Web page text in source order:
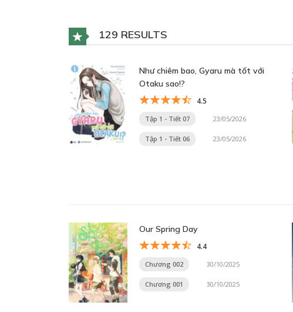
129 RESULTS
Như chiêm bao, Gyaru mà tốt với
Otaku sao!?
4.5
Tập 1 - Tiết 07 23/05/2026
Tập 1 - Tiết 06 23/05/2026
Our Spring Day
4.4
Chương 002 30/10/2025
Chương 001 30/10/2025